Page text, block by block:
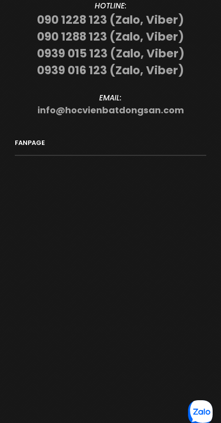
HOTLINE:
090 1228 123 (Zalo, Viber)
090 1288 123 (Zalo, Viber)
0939 015 123 (Zalo, Viber)
0939 016 123 (Zalo, Viber)
EMAIL:
info@hocvienbatdongsan.com
FANPAGE